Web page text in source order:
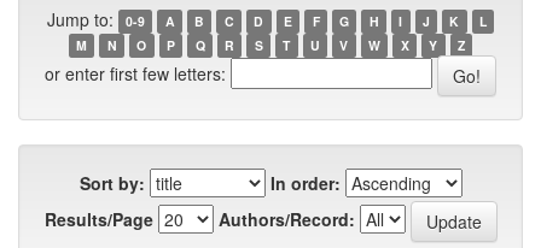
Jump to: 0-9 A B C D E F G H I J K
L
M
N O P Q R S T U V W X Y Z
or enter first few letters:
Sort by:
In order:
Results/Page
Authors/Record: